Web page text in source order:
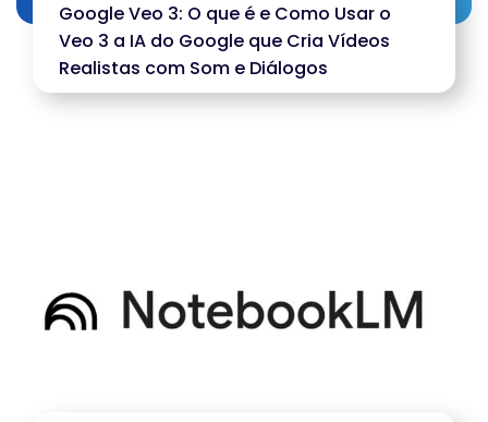
Google Veo 3: O que é e Como Usar o
Veo 3 a IA do Google que Cria Vídeos
Realistas com Som e Diálogos